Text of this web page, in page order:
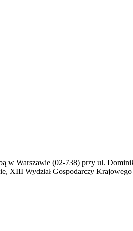
w Warszawie (02-738) przy ul.
XIII Wydział Gospodarczy